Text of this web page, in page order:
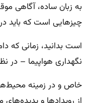
چیزهایی است که باید
است بدانید، زمانی که
نگهداری هواپیما – در